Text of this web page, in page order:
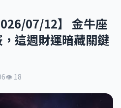
07/12】 金牛座
這週財運暗藏關鍵
👁 18